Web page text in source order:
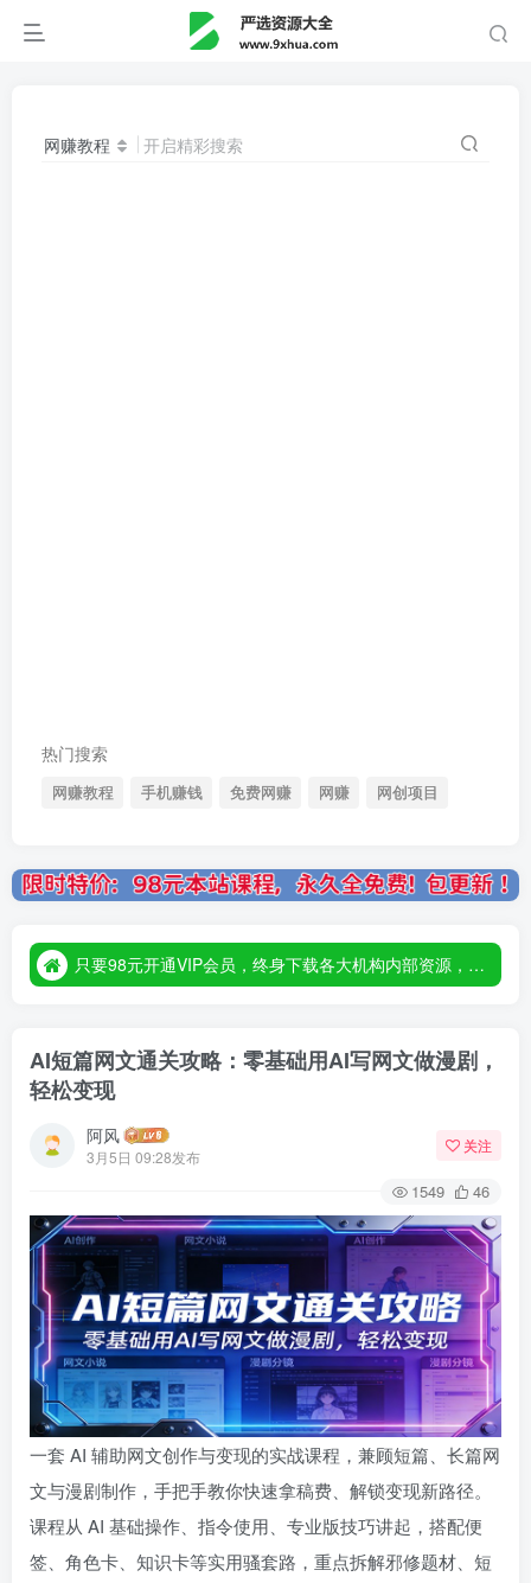
网赚教程 开启精彩搜索
热门搜索
网赚教程 手机赚钱 免费网赚 网赚 网创项目
只要98元开通VIP会员，终身下载各大机构内部资源，一站式草根创业基地，最新最强网赚教程大全，小投入，大回报！
只要98元开通VIP会员，终身下载各大机构内部资源，一站式草根创业基地，最新最强网赚教程大全，小投入，大回报！
AI短篇网文通关攻略：零基础用AI写网文做漫剧，
轻松变现
阿风
3月5日 09:28发布
关注
1549 46
一套 AI 辅助网文创作与变现的实战课程，兼顾短篇、长篇网
文与漫剧制作，手把手教你快速拿稿费、解锁变现新路径。
课程从 AI 基础操作、指令使用、专业版技巧讲起，搭配便
签、角色卡、知识卡等实用骚套路，重点拆解邪修题材、短